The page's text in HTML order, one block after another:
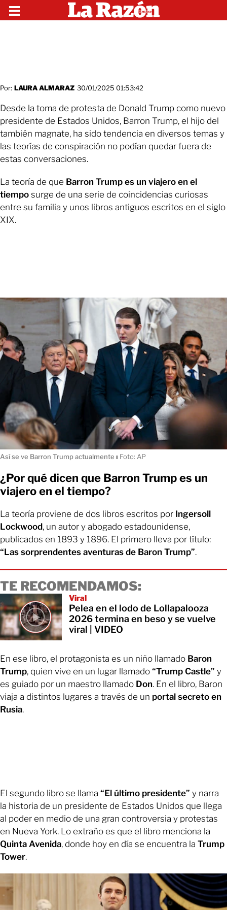
Por: LAURA ALMARAZ 30/01/2025 01:53:42
Desde la toma de protesta de Donald Trump como nuevo
presidente de Estados Unidos, Barron Trump, el hijo del
también magnate, ha sido tendencia en diversos temas y
las teorías de conspiración no podían quedar fuera de
estas conversaciones.
La teoría de que Barron Trump es un viajero en el
tiempo surge de una serie de coincidencias curiosas
entre su familia y unos libros antiguos escritos en el siglo
XIX.
Así se ve Barron Trump actualmente ı Foto: AP
¿Por qué dicen que Barron Trump es un
viajero en el tiempo?
La teoría proviene de dos libros escritos por Ingersoll
Lockwood, un autor y abogado estadounidense,
publicados en 1893 y 1896. El primero lleva por título:
“Las sorprendentes aventuras de Baron Trump”.
TE RECOMENDAMOS:
Viral
Pelea en el lodo de Lollapalooza
2026 termina en beso y se vuelve
viral | VIDEO
En ese libro, el protagonista es un niño llamado Baron
Trump, quien vive en un lugar llamado “Trump Castle” y
es guiado por un maestro llamado Don. En el libro, Baron
viaja a distintos lugares a través de un portal secreto en
Rusia.
El segundo libro se llama “El último presidente” y narra
la historia de un presidente de Estados Unidos que llega
al poder en medio de una gran controversia y protestas
en Nueva York. Lo extraño es que el libro menciona la
Quinta Avenida, donde hoy en día se encuentra la Trump
Tower.